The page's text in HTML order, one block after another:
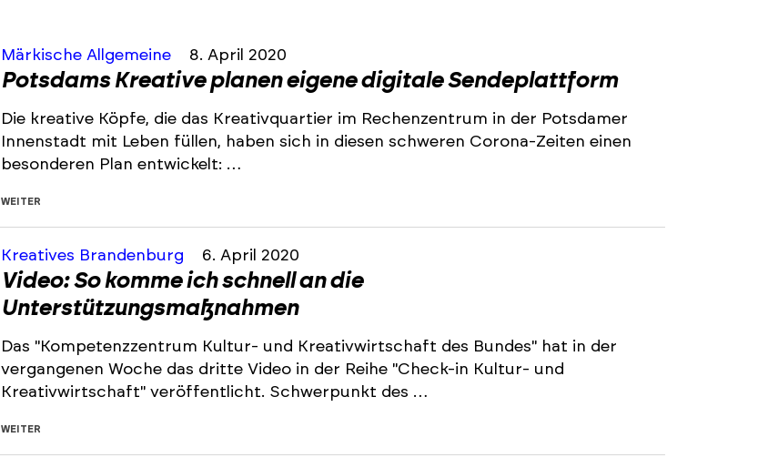
Märkische Allgemeine 8. April 2020
Potsdams Kreative planen eigene digitale Sendeplattform
Die kreative Köpfe, die das Kreativquartier im Rechenzentrum in der Potsdamer
Innenstadt mit Leben füllen, haben sich in diesen schweren Corona-Zeiten einen
besonderen Plan entwickelt: …
WEITER
Kreatives Brandenburg 6. April 2020
Video: So komme ich schnell an die
Unterstützungsmaßnahmen
Das "Kompetenzzentrum Kultur- und Kreativwirtschaft des Bundes" hat in der
vergangenen Woche das dritte Video in der Reihe "Check-in Kultur- und
Kreativwirtschaft" veröffentlicht. Schwerpunkt des …
WEITER